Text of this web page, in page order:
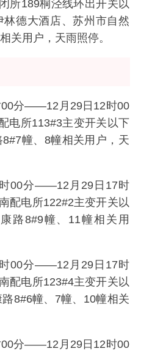
所189桐泾线环出开关以
德大酒店、苏州市自然
关用户，天雨照停。
00分——12月29日12时00
电所113#3主变开关以下
幢、8幢相关用户，天
00分——12月29日17时
配电所122#2主变开关以
路8#9幢、11幢相关用
00分——12月29日17时
配电所123#4主变开关以
8#6幢、7幢、10幢相关
00分——12月29日12时00